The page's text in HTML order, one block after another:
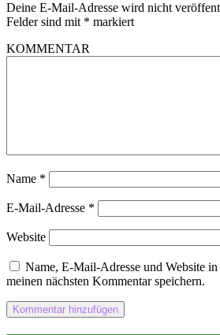
Deine E-Mail-Adresse wird nicht
Felder sind mit * markiert
KOMMENTAR
Name *
E-Mail-Adresse *
Website
Name, E-Mail-Adresse und Website
meinen nächsten Kommentar speichern.